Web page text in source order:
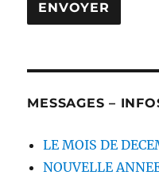
MESSAGES –
LE MOIS DE
NOUVELLE